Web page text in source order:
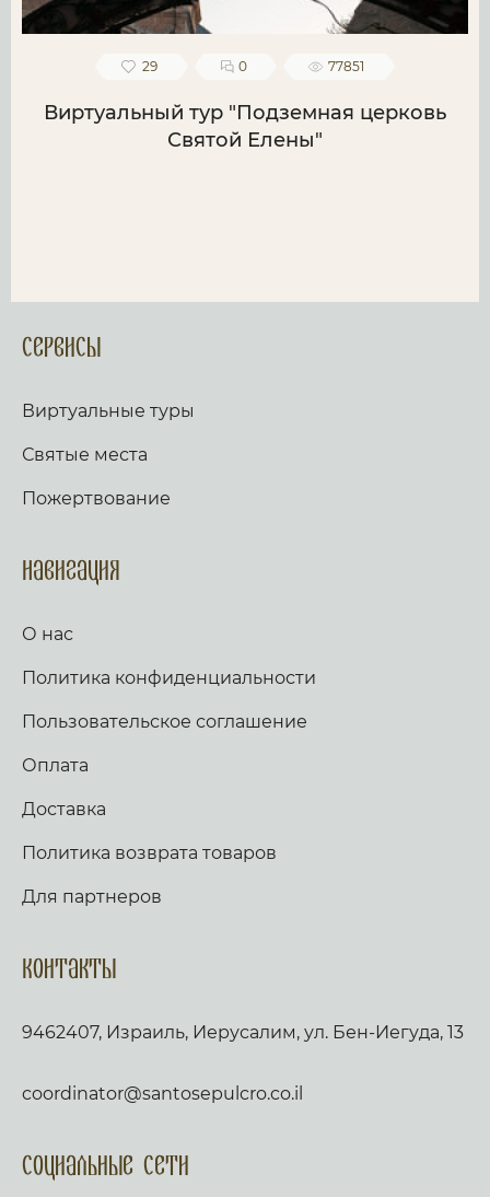
29 0 77851
Виртуальный тур "Подземная церковь
Святой Елены"
Сервисы
Виртуальные туры
Святые места
Пожертвование
Навигация
О нас
Политика конфиденциальности
Пользовательское соглашение
Оплата
Доставка
Политика возврата товаров
Для партнеров
Контакты
9462407, Израиль, Иерусалим, ул. Бен-Иегуда, 13
coordinator@santosepulcro.co.il
Социальные сети